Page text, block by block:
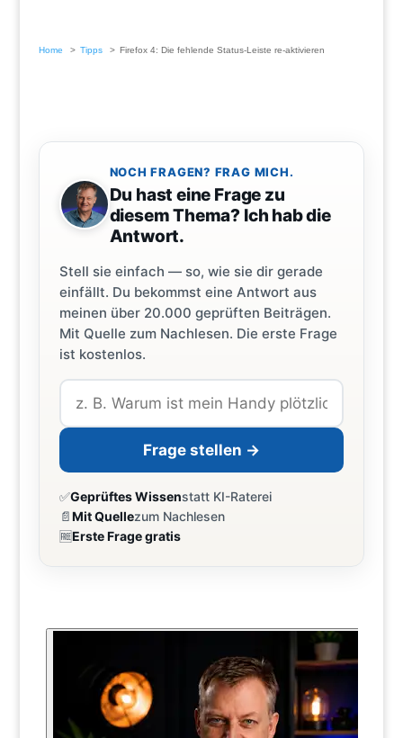
Home Tipps Firefox 4: Die fehlende Status-Leiste re-aktivieren
NOCH FRAGEN? FRAG MICH.
Du hast eine Frage zu
diesem Thema? Ich hab die
Antwort.
Stell sie einfach — so, wie sie dir gerade
einfällt. Du bekommst eine Antwort aus
meinen über 20.000 geprüften Beiträgen.
Mit Quelle zum Nachlesen. Die erste Frage
ist kostenlos.
Frage stellen →
✅Geprüftes Wissenstatt KI-Raterei
📄Mit Quellezum Nachlesen
🆓Erste Frage gratis